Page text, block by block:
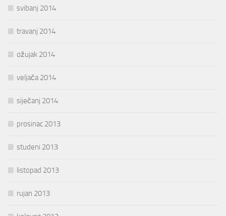
svibanj 2014
travanj 2014
ožujak 2014
veljača 2014
siječanj 2014
prosinac 2013
studeni 2013
listopad 2013
rujan 2013